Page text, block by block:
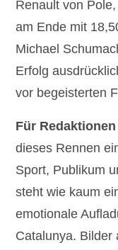
Renault von
am Ende mit
Michael
Erfolg
vor begeisterten
Für
dieses Rennen
Sport, Publikum
steht wie kaum
emotionale
Catalunya. Bilder